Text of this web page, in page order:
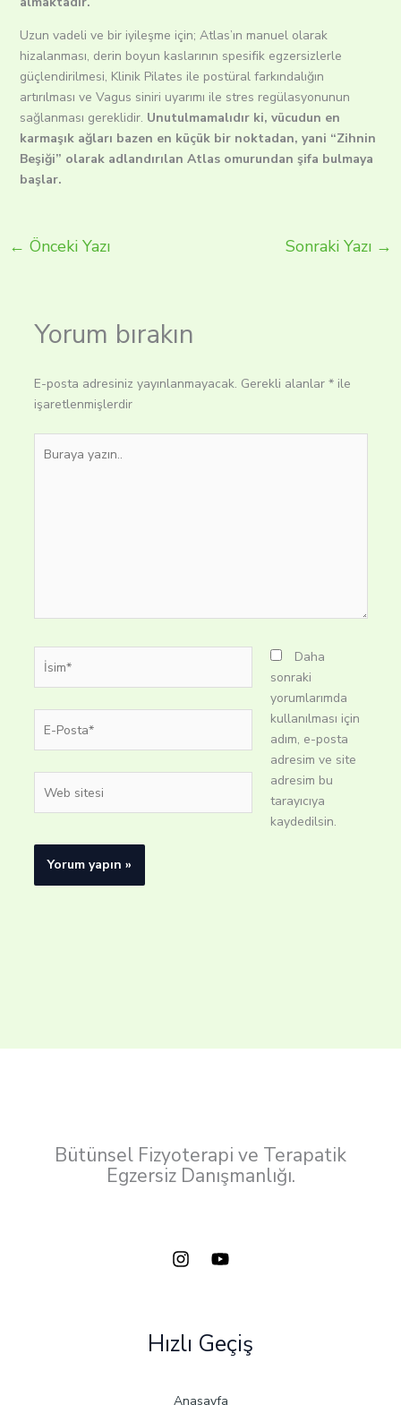
Uzun vadeli ve bir iyileşme için; Atlas’ın manuel olarak
hizalanması, derin boyun kaslarının spesifik egzersizlerle
güçlendirilmesi, Klinik Pilates ile postüral farkındalığın
artırılması ve Vagus siniri uyarımı ile stres regülasyonunun
sağlanması gereklidir. Unutulmamalıdır ki, vücudun en
karmaşık ağları bazen en küçük bir noktadan, yani “Zihnin
Beşiği” olarak adlandırılan Atlas omurundan şifa bulmaya
başlar.
← Önceki Yazı Sonraki Yazı →
Yorum bırakın
E-posta adresiniz yayınlanmayacak. Gerekli alanlar *ile
işaretlenmişlerdir
yazın..
İsim*
Posta*
sitesi
Daha
sonraki
yorumlarımda
kullanılması için
adım, e-posta
adresim ve site
adresim bu
tarayıcıya
kaydedilsin.
Bütünsel Fizyoterapi ve Terapatik
Egzersiz Danışmanlığı.
Hızlı Geçiş
Anasayfa